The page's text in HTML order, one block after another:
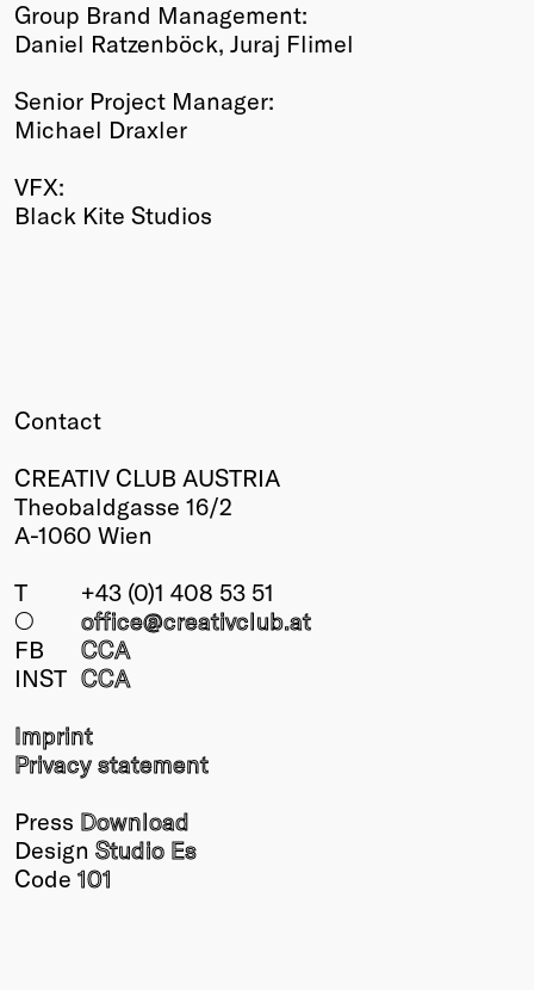
Group Brand Management:
Daniel Ratzenböck, Juraj Flimel
Senior Project Manager:
Michael Draxler
VFX:
Black Kite Studios
Contact
CREATIV CLUB AUSTRIA
Theobaldgasse 16/2
A-1060 Wien
T
+43 (0)1 408 53 51
○
office@creativclub.at
FB
CCA
INST CCA
Imprint
Privacy statement
Press Download
Design Studio Es
Code 101